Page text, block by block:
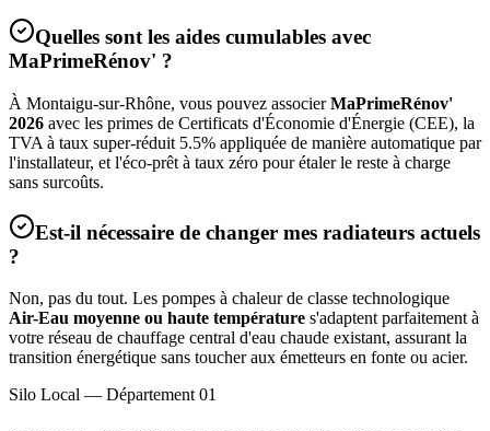
Quelles sont les aides cumulables avec
MaPrimeRénov' ?
À Montaigu-sur-Rhône, vous pouvez associerMaPrimeRénov'
2026 avec les primes de Certificats d'Économie d'Énergie (CEE), la
TVA à taux super-réduit 5.5% appliquée de manière automatique par
l'installateur, et l'éco-prêt à taux zéro pour étaler le reste à charge
sans surcoûts.
Est-il nécessaire de changer mes radiateurs actuels
?
Non, pas du tout. Les pompes à chaleur de classe technologique
Air-Eau moyenne ou haute température s'adaptent parfaitement à
votre réseau de chauffage central d'eau chaude existant, assurant la
transition énergétique sans toucher aux émetteurs en fonte ou acier.
Silo Local — Département 01